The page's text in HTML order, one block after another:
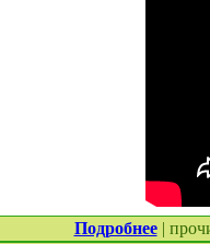
Подробнее|